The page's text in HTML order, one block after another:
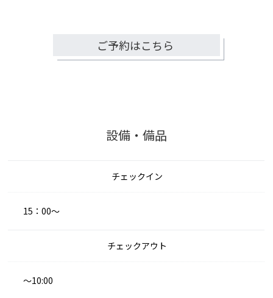
その他詳細に関しては、別途『AFUMI
ご予約はこちら
設備・備品
チェックイン
15：00～
チェックアウト
～10:00